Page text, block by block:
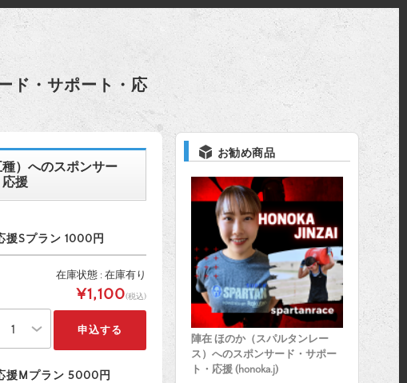
ド・サポート・応
）へのスポンサー
応援
Sプラン 1000円
在庫状態 : 在庫有り
¥1,100(税込)
Mプラン 5000円
お勧め商品
陣在 ほのか（スパルタンレー
ス）へのスポンサード・サポー
ト・応援 (honoka.j)